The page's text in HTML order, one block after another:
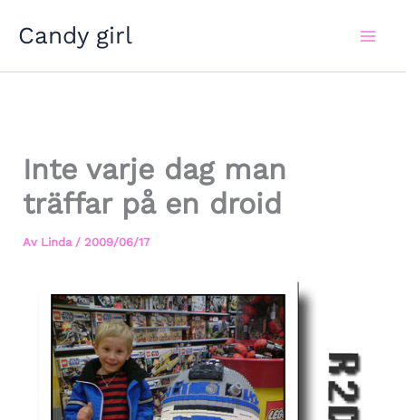
Candy girl
Inte varje dag man
träffar på en droid
Av Linda / 2009/06/17